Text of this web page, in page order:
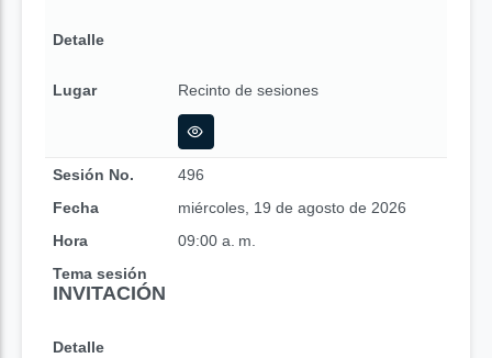
Detalle
Lugar Recinto de sesiones
Sesión No.
496
Fecha
miércoles, 19 de agosto de 2026
Hora
09:00 a. m.
Tema sesión
INVITACIÓN
Detalle